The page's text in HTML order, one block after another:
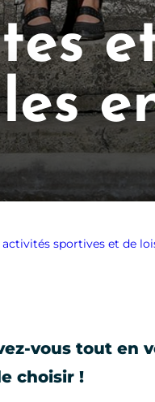
activités sportives et de
vous tout en
choisir !